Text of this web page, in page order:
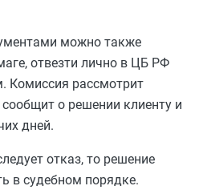
можно также
отвезти лично в ЦБ РФ
Комиссия рассмотрит
о решении клиенту и
дней.
отказ, то решение
в судебном порядке.